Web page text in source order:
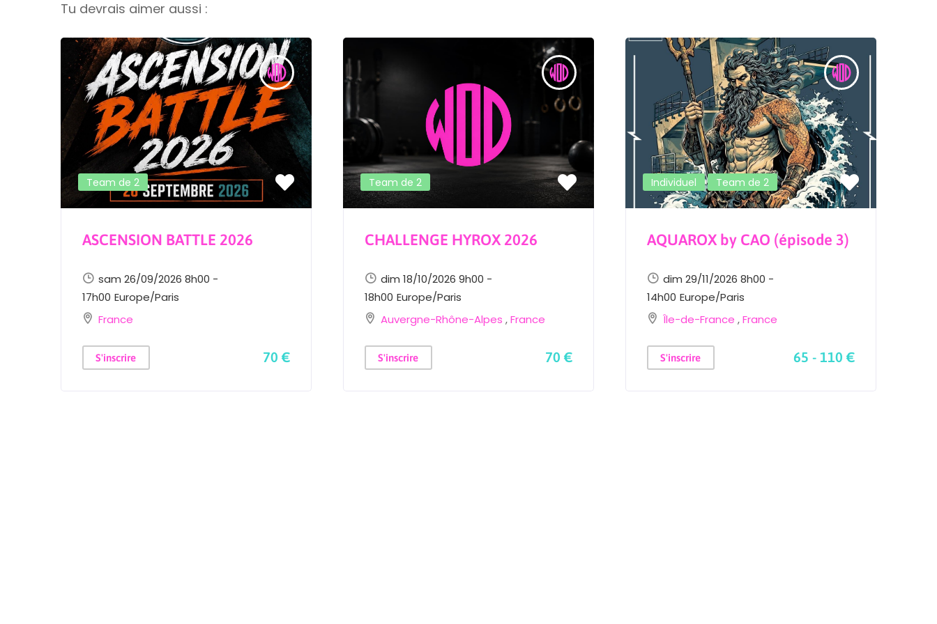
Tu devrais aimer aussi :
Team de 2
ASCENSION BATTLE 2026
sam 26/09/2026 8h00 -
17h00 Europe/Paris
France
S'inscrire 70 €
Team de 2
CHALLENGE HYROX 2026
dim 18/10/2026 9h00 -
18h00 Europe/Paris
Auvergne-Rhône-Alpes ,France
S'inscrire 70 €
Individuel Team de 2
AQUAROX by CAO (épisode 3)
dim 29/11/2026 8h00 -
14h00 Europe/Paris
Île-de-France ,France
S'inscrire 65 - 110 €